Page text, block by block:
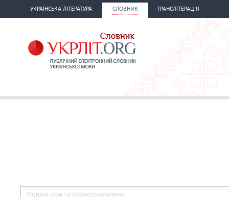
УКРАЇНСЬКА ЛІТЕРАТУРА СЛОВНИК ТРАНСЛІТЕРАЦІЯ